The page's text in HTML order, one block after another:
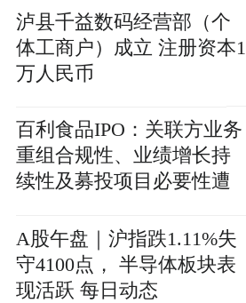
泸县千益数码经营部（个
体工商户）成立 注册资本1
万人民币
百利食品IPO：关联方业务
重组合规性、业绩增长持
续性及募投项目必要性遭
A股午盘｜沪指跌1.11%失
守4100点， 半导体板块表
现活跃 每日动态